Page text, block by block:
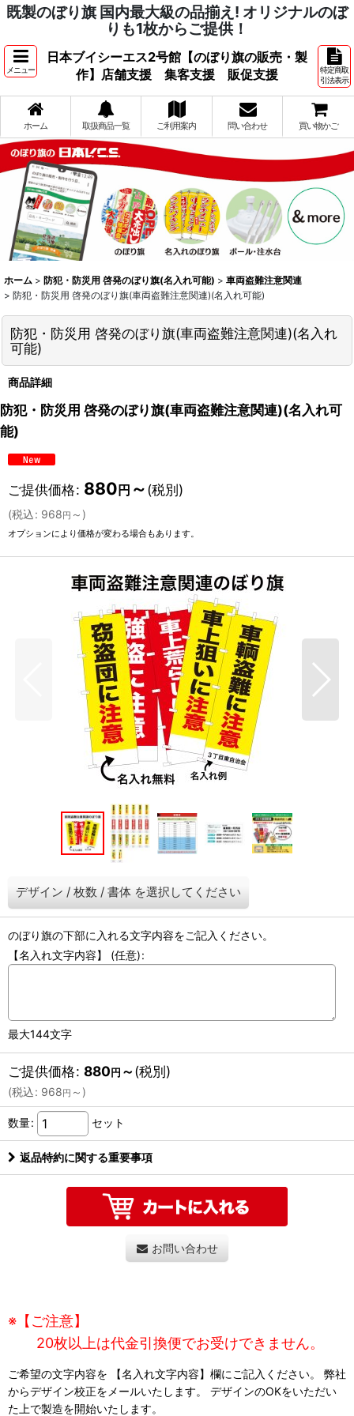
既製のぼり旗 国内最大級の品揃え! オリジナルのぼ
りも1枚からご提供！
メニュー
日本ブイシーエス2号館【のぼり旗の販売・製
作】店舗支援 集客支援 販促支援
特定商取
引法表示
ホーム 取扱商品一覧 ご利用案内 問い合わせ 買い物かご
ホーム > 防犯・防災用 啓発のぼり旗(名入れ可能) > 車両盗難注意関連
> 防犯・防災用 啓発のぼり旗(車両盗難注意関連)(名入れ可能)
防犯・防災用 啓発のぼり旗(車両盗難注意関連)(名入れ
可能)
商品詳細
防犯・防災用 啓発のぼり旗(車両盗難注意関連)(名入れ可
能)
ご提供価格: 880 円 ～(税別)
(税込: 968 円 ～ )
オプションにより価格が変わる場合もあります。
デザイン / 枚数 / 書体 を選択してください
のぼり旗の下部に入れる文字内容をご記入ください。
【名入れ文字内容】 (任意):
最大144文字
ご提供価格: 880円 ～(税別)
(税込: 968 円 ～ )
数量: セット
返品特約に関する重要事項
お問い合わせ
※【ご注意】
20枚以上は代金引換便でお受けできません。
ご希望の文字内容を 【名入れ文字内容】欄にご記入ください。 弊社
からデザイン校正をメールいたします。 デザインのOKをいただい
た上で製造を開始いたします。